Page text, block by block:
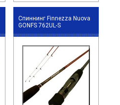
Спиннинг Finnezza Nuova
GONFS 762UL-S